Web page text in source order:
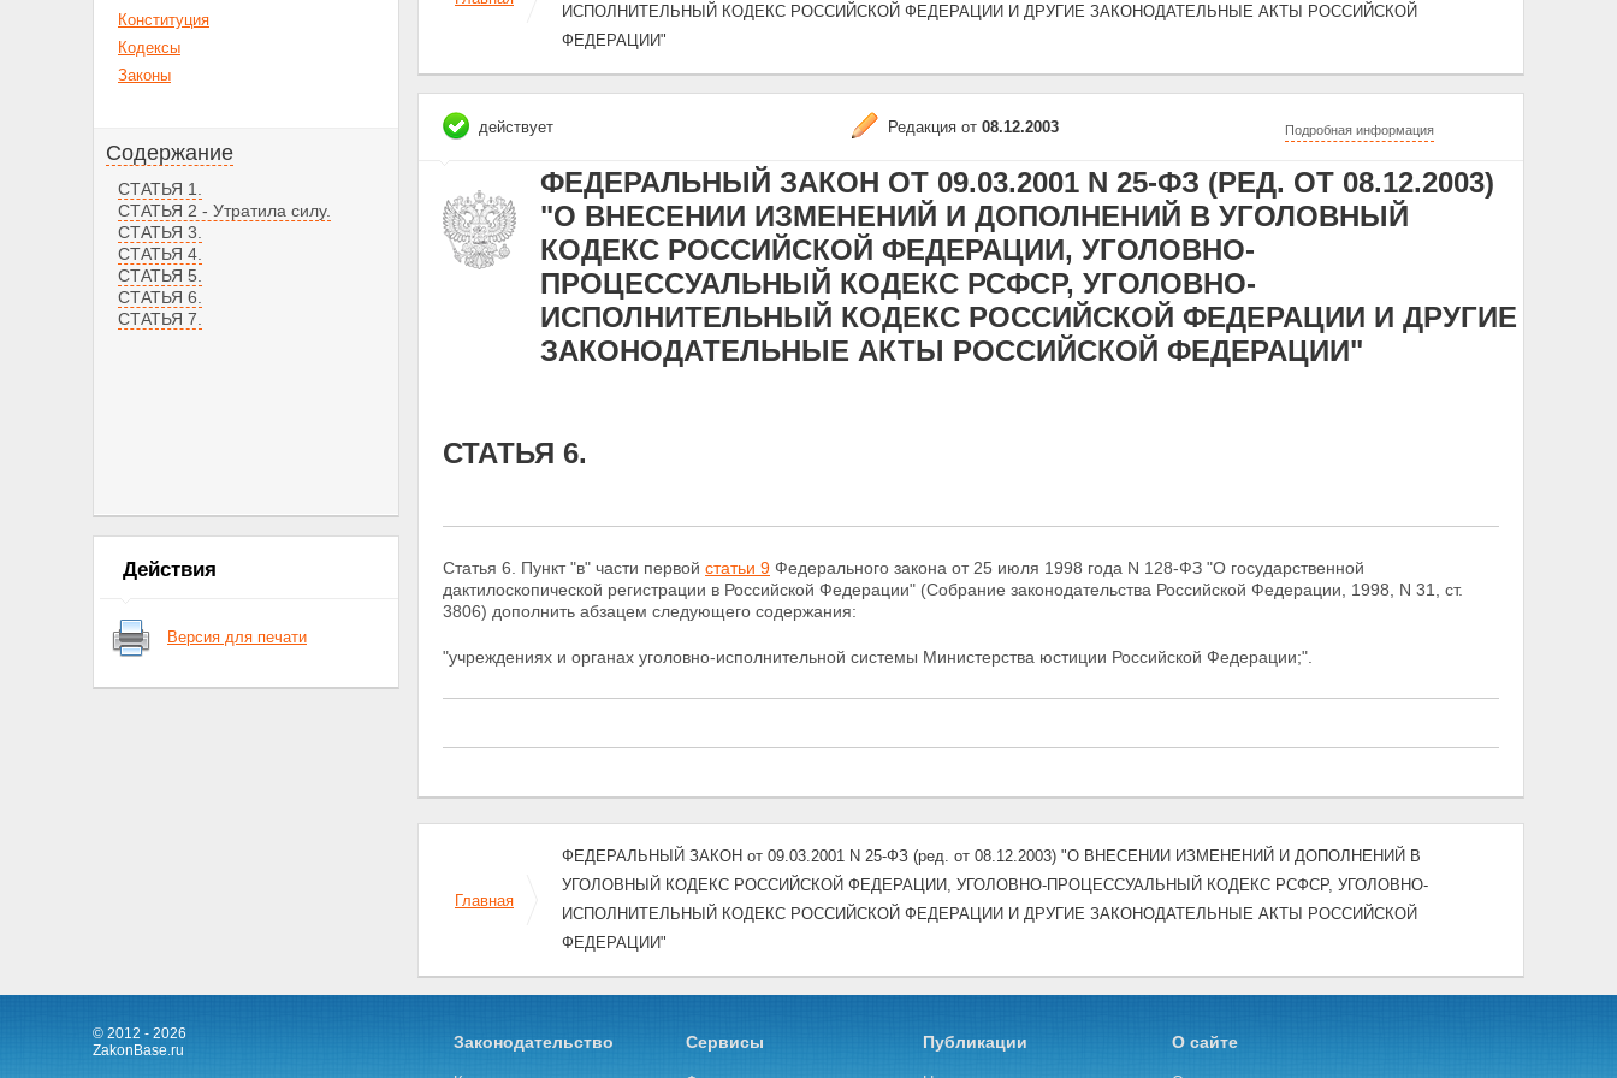
Конституция
Кодексы
Законы
Содержание
СТАТЬЯ 1.
СТАТЬЯ 2 - Утратила силу.
СТАТЬЯ 3.
СТАТЬЯ 4.
СТАТЬЯ 5.
СТАТЬЯ 6.
СТАТЬЯ 7.
Действия
Версия для печати
ИСПОЛНИТЕЛЬНЫЙ КОДЕКС РОССИЙСКОЙ ФЕДЕРАЦИИ И ДРУГИЕ ЗАКОНОДАТЕЛЬНЫЕ АКТЫ РОССИЙСКОЙ
ФЕДЕРАЦИИ"
действует Редакция от 08.12.2003 Подробная информация
ФЕДЕРАЛЬНЫЙ ЗАКОН ОТ 09.03.2001 N 25-ФЗ (РЕД. ОТ 08.12.2003)
"О ВНЕСЕНИИ ИЗМЕНЕНИЙ И ДОПОЛНЕНИЙ В УГОЛОВНЫЙ
КОДЕКС РОССИЙСКОЙ ФЕДЕРАЦИИ, УГОЛОВНО-
ПРОЦЕССУАЛЬНЫЙ КОДЕКС РСФСР, УГОЛОВНО-
ИСПОЛНИТЕЛЬНЫЙ КОДЕКС РОССИЙСКОЙ ФЕДЕРАЦИИ И ДРУГИЕ
ЗАКОНОДАТЕЛЬНЫЕ АКТЫ РОССИЙСКОЙ ФЕДЕРАЦИИ"
СТАТЬЯ 6.
Статья 6. Пункт "в" части первой статьи 9 Федерального закона от 25 июля 1998 года N 128-ФЗ "О государственной
дактилоскопической регистрации в Российской Федерации" (Собрание законодательства Российской Федерации, 1998, N 31, ст.
3806) дополнить абзацем следующего содержания:
"учреждениях и органах уголовно-исполнительной системы Министерства юстиции Российской Федерации;".
Главная
ФЕДЕРАЛЬНЫЙ ЗАКОН от 09.03.2001 N 25-ФЗ (ред. от 08.12.2003) "О ВНЕСЕНИИ ИЗМЕНЕНИЙ И ДОПОЛНЕНИЙ В
УГОЛОВНЫЙ КОДЕКС РОССИЙСКОЙ ФЕДЕРАЦИИ, УГОЛОВНО-ПРОЦЕССУАЛЬНЫЙ КОДЕКС РСФСР, УГОЛОВНО-
ИСПОЛНИТЕЛЬНЫЙ КОДЕКС РОССИЙСКОЙ ФЕДЕРАЦИИ И ДРУГИЕ ЗАКОНОДАТЕЛЬНЫЕ АКТЫ РОССИЙСКОЙ
ФЕДЕРАЦИИ"
© 2012 - 2026
ZakonBase.ru
Законодательство Сервисы Публикации О сайте